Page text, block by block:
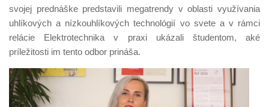
svojej prednáške predstavili megatrendy v oblasti využívania
uhlíkových a nízkouhlíkových technológií vo svete a v rámci
relácie Elektrotechnika v praxi ukázali študentom, aké
príležitosti im tento odbor prináša.